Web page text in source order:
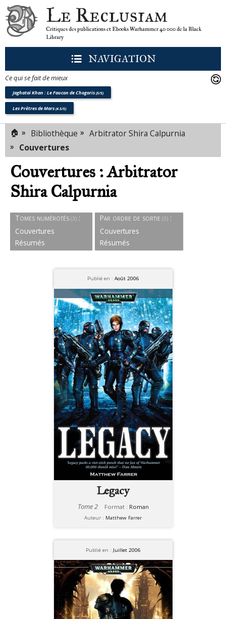
Le Reclusiam
Critiques des publications et Ebooks Warhammer 40 000 de la Black
Library
NAVIGATION
Ce qui se fait de mieux
Jaghataï Khan : Le Faucon de Chogoris (5/5)
Les Prêtres de Mars (4.5/5)
🏠 » Bibliothèque » Arbitrator Shira Calpurnia
» Couvertures
Couvertures : Arbitrator
Shira Calpurnia
Tomes numérotés (3) :
Couvertures
Résumés
Par ordre de sortie (3):
Couvertures
Résumés
Romans (3)
Publié en : Août 2006
Legacy
Tome 2 Format : Roman
Auteur : Matthew Farrer
Publié en : Juillet 2006